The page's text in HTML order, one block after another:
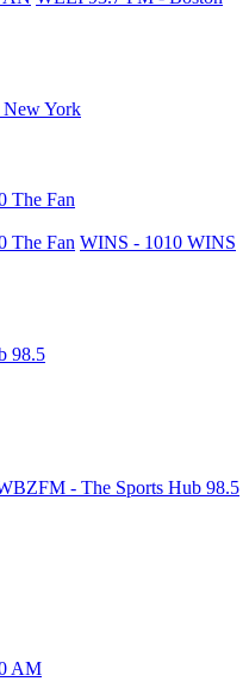
York
The Fan
The Fan WINS - 1010 WINS
98.5
- The Sports Hub 98.5
AM